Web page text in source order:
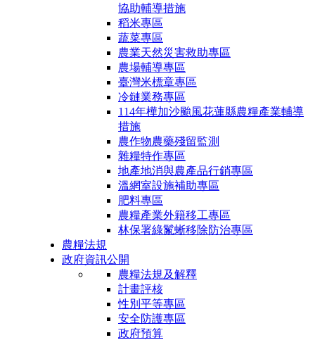
協助輔導措施
稻米專區
蔬菜專區
農業天然災害救助專區
農場輔導專區
臺灣米標章專區
冷鏈業務專區
114年樺加沙颱風花蓮縣農糧產業輔導
措施
農作物農藥殘留監測
雜糧特作專區
地產地消與農產品行銷專區
溫網室設施補助專區
肥料專區
農糧產業外籍移工專區
林保署綠鬣蜥移除防治專區
農糧法規
政府資訊公開
農糧法規及解釋
計畫評核
性別平等專區
安全防護專區
政府預算